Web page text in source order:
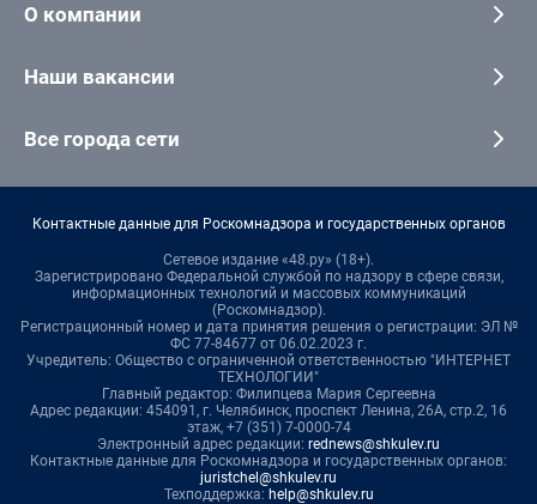
О компании
Наши вакансии
Все города сети
Контактные данные для Роскомнадзора и государственных органов
Сетевое издание «48.ру» (18+).
Зарегистрировано Федеральной службой по надзору в сфере связи,
информационных технологий и массовых коммуникаций
(Роскомнадзор).
Регистрационный номер и дата принятия решения о регистрации: ЭЛ №
ФС 77-84677 от 06.02.2023 г.
Учредитель: Общество с ограниченной ответственностью "ИНТЕРНЕТ
ТЕХНОЛОГИИ"
Главный редактор: Филипцева Мария Сергеевна
Адрес редакции: 454091, г. Челябинск, проспект Ленина, 26А, стр.2, 16
этаж, +7 (351) 7-0000-74
Электронный адрес редакции: rednews@shkulev.ru
Контактные данные для Роскомнадзора и государственных органов:
juristchel@shkulev.ru
Техподдержка: help@shkulev.ru